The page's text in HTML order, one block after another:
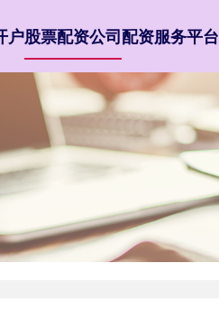
户股票配资公司配资服务平台